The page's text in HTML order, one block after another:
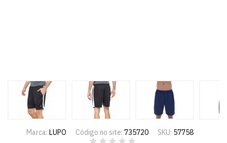
Marca: LUPO Código no site: 735720 SKU: 57758